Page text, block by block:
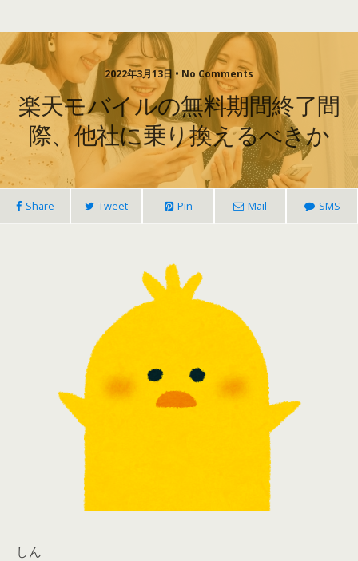
2022年3月13日 • No Comments
楽天モバイルの無料期間終了間
際、他社に乗り換えるべきか
Share Tweet Pin Mail SMS
しん